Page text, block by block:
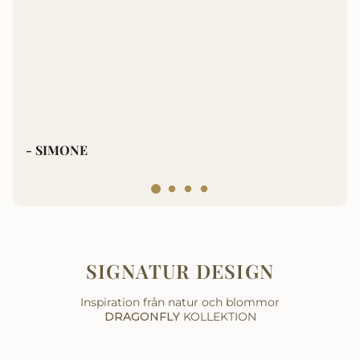
- SIMONE
SIGNATUR DESIGN
Inspiration från natur och blommor
DRAGONFLYKOLLEKTION